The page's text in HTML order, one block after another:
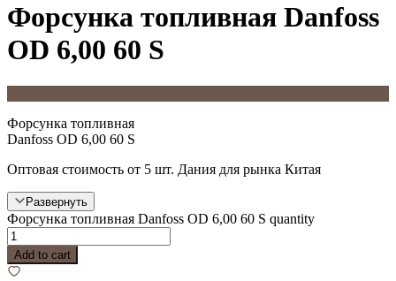
Форсунка топливная Danfoss
OD 6,00 60 S
Форсунка топливная
Danfoss OD 6,00 60 S
Оптовая стоимость от 5 шт. Дания для рынка Китая
Развернуть
Форсунка топливная Danfoss OD 6,00 60 S quantity
Add to cart